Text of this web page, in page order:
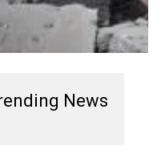
News